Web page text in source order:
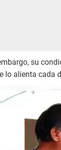
su
lo alienta cada